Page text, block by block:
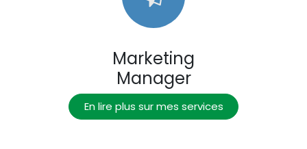
Marketing
Manager
En lire plus sur mes services